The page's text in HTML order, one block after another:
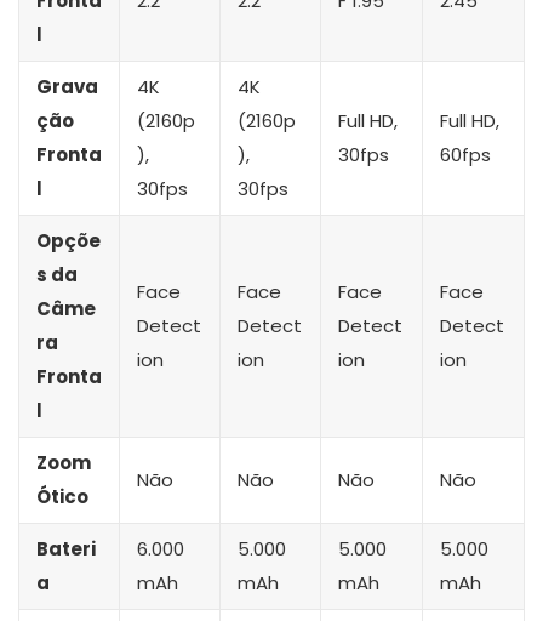
l
Grava
ção
Fronta
l
4K
(2160p
),
30fps
4K
(2160p
),
30fps
Full HD,
30fps
Full HD,
60fps
Opçõe
s da
Câme
ra
Fronta
l
Face
Detect
ion
Face
Detect
ion
Face
Detect
ion
Face
Detect
ion
Zoom
Ótico
Não Não Não Não
Bateri
a
6.000
mAh
5.000
mAh
5.000
mAh
5.000
mAh